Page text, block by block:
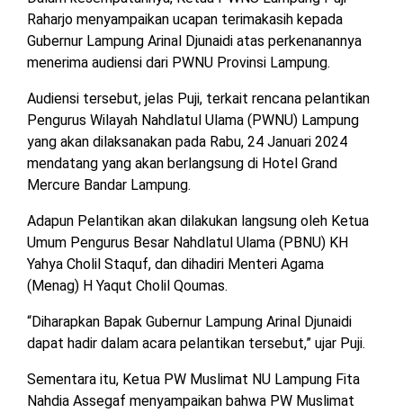
MESUJI
PESISIR
BARAT
TULANG
BAWANG
TULANG
BAWANG
BARAT
WAYKANAN
DPRD
LAMBAR
DPRD
DPRD
LAMPUNG
UTARA
MESUJI
DPRD
PESISIR
DPRD
BAWANG
Raharjo menyampaikan ucapan terimakasih kepada
Gubernur Lampung Arinal Djunaidi atas perkenanannya
menerima audiensi dari PWNU Provinsi Lampung.
Audiensi tersebut, jelas Puji, terkait rencana pelantikan
Pengurus Wilayah Nahdlatul Ulama (PWNU) Lampung
yang akan dilaksanakan pada Rabu, 24 Januari 2024
mendatang yang akan berlangsung di Hotel Grand
Mercure Bandar Lampung.
Adapun Pelantikan akan dilakukan langsung oleh Ketua
Umum Pengurus Besar Nahdlatul Ulama (PBNU) KH
Yahya Cholil Staquf, dan dihadiri Menteri Agama
(Menag) H Yaqut Cholil Qoumas.
“Diharapkan Bapak Gubernur Lampung Arinal Djunaidi
dapat hadir dalam acara pelantikan tersebut,” ujar Puji.
Sementara itu, Ketua PW Muslimat NU Lampung Fita
Nahdia Assegaf menyampaikan bahwa PW Muslimat